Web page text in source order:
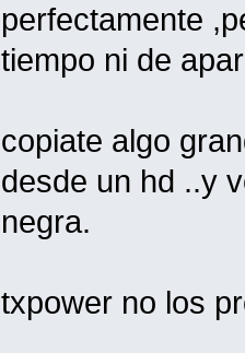
perfectamente
tiempo ni de
copiate algo
desde un hd ..y
negra.
txpower no los